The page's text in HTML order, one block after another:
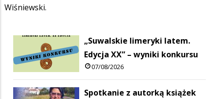
Wiśniewski.
„Suwalskie limeryki latem.
Edycja XX” – wyniki konkursu
07/08/2026
Spotkanie z autorką książek